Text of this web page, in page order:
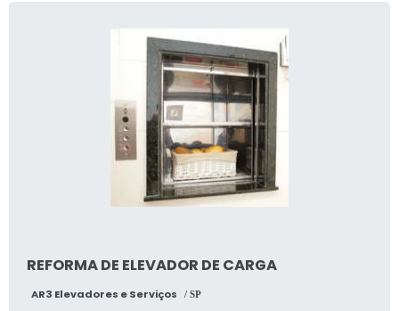
REFORMA DE ELEVADOR DE CARGA
AR3 Elevadores e Serviços / SP